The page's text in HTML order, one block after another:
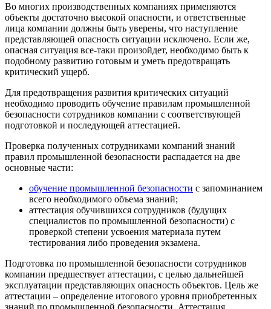
Во многих производственных компаниях применяются
объекты достаточно высокой опасности, и ответственные
лица компании должны быть уверены, что наступление
представляющей опасность ситуации исключено. Если же,
опасная ситуация все-таки произойдет, необходимо быть к
подобному развитию готовым и уметь предотвращать
критический ущерб.
Для предотвращения развития критических ситуаций
необходимо проводить обучение правилам промышленной
безопасности сотрудников компании с соответствующей
подготовкой и последующей аттестацией.
Проверка полученных сотрудниками компаний знаний
правил промышленной безопасности распадается на две
основные части:
обучение промышленной безопасности с запоминанием
всего необходимого объема знаний;
аттестация обучившихся сотрудников (будущих
специалистов по промышленной безопасности) с
проверкой степени усвоения материала путем
тестирования либо проведения экзамена.
Подготовка по промышленной безопасности сотрудников
компании предшествует аттестации, с целью дальнейшей
эксплуатации представляющих опасность объектов. Цель же
аттестации – определение итогового уровня приобретенных
знаний по промышленной безопасности. Аттестация